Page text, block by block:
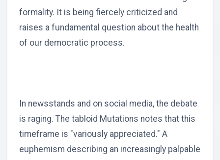
formality. It is being fiercely criticized and
raises a fundamental question about the health
of our democratic process.
In newsstands and on social media, the debate
is raging. The tabloid Mutations notes that this
timeframe is "variously appreciated." A
euphemism describing an increasingly palpable